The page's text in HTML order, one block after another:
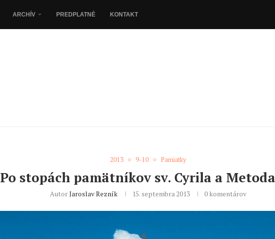
ARCHÍV PREDPLATNÉ KONTAKT
2013 9-10 Pamiatky
Po stopách pamätníkov sv. Cyrila a
AutorJaroslav Rezník 15. septembra 2013 0 komentárov